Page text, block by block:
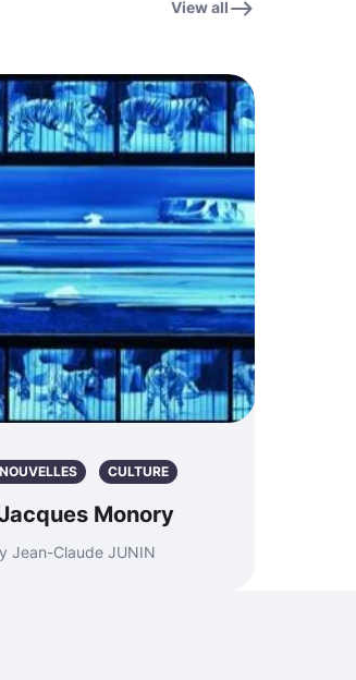
View all
CULTURE
Monory
Jean-Claude JUNIN